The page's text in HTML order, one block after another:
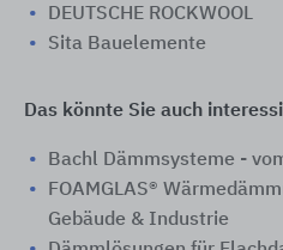
DEUTSCHE ROCKWOOL
Sita Bauelemente
Das könnte Sie auch
Bachl Dämmsysteme -
FOAMGLAS®
Gebäude & Industrie